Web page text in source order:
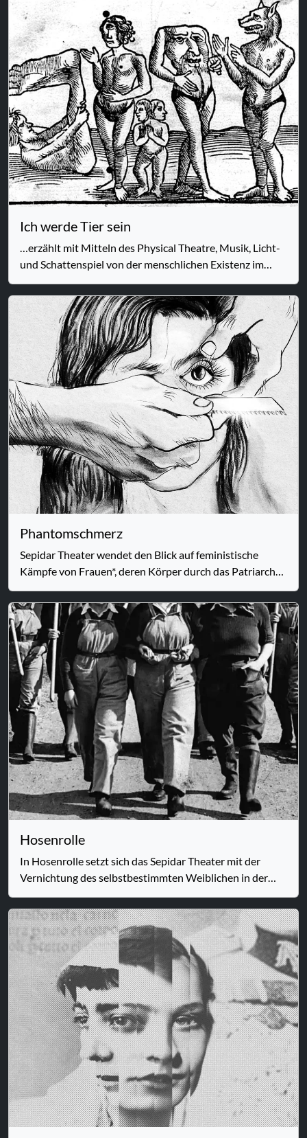
Ich werde Tier sein
…erzählt mit Mitteln des Physical Theatre, Musik, Licht-
und Schattenspiel von der menschlichen Existenz im
existentiellen Wandel.
Phantomschmerz
Sepidar Theater wendet den Blick auf feministische
Kämpfe von Frauen*, deren Körper durch das Patriarchat
versehrt wurden. Sie verloren Gliedmaßen oder
(Sinnes-)Organe und sehen ihren Körper in unfreiwilliger
Transformation begriffen. Was passiert, wenn wir einen
Teil von uns verlieren? Was entsteht aus der Leere?
Welches Gefühl bleibt? Beim Phantomschmerz hält der
Körper eine Empfindung aufrecht, während ihr Ursprung
längst vergangen ist. Der Geist rebelliert und aus der
bleibenden Leere erwächst Widerstand …
Hosenrolle
In Hosenrolle setzt sich das Sepidar Theater mit der
Vernichtung des selbstbestimmten Weiblichen in der
Kunst auseinander. Die Verdrängung weiblicher Identität
auf der Bühne kommt in vielfältiger Gestalt daher, wie
das fehlende Vorkommen weiblicher Figuren, die
Verkörperung des Weiblichen durch männliche
Darsteller oder die bewusste Verschleierung weiblicher
Identität durch Pseudoandronyme zeigen. So wählten
zum Beispiel viele Künstlerinnen in der Geschichte
männliche Namen, um Anerkennung und Sichtbarkeit zu
erlangen.